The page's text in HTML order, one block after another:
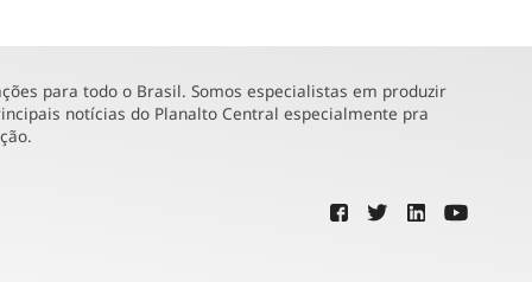
para todo o Brasil. Somos especialistas em produzir
notícias do Planalto Central especialmente pra